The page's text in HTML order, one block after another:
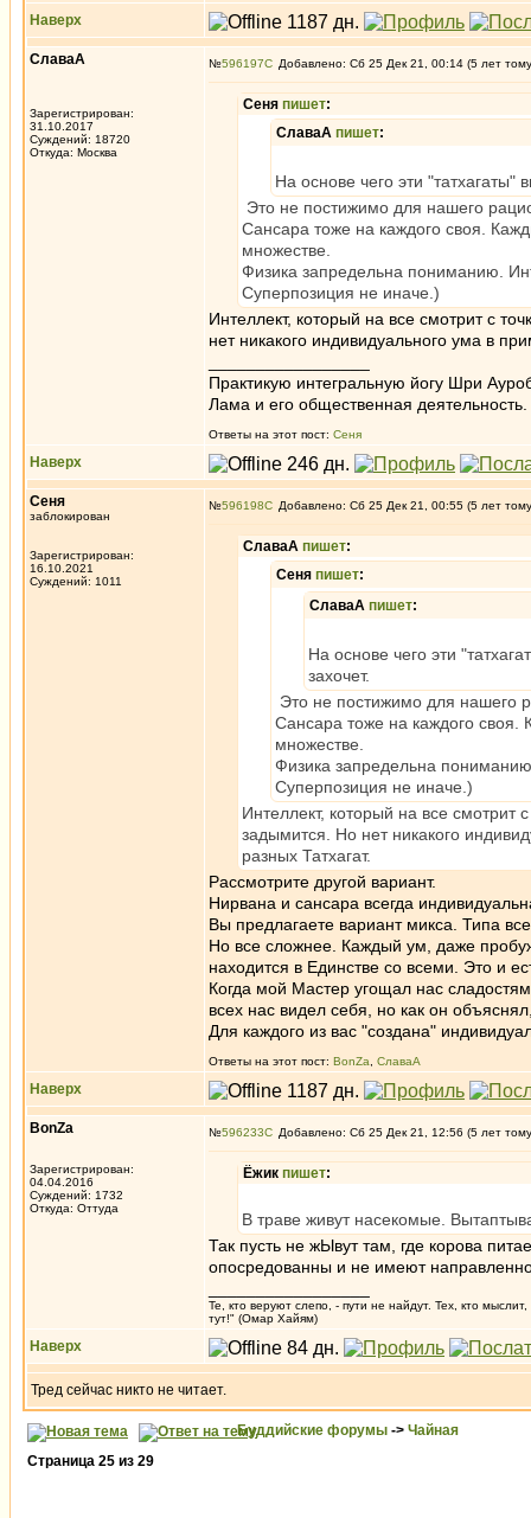
Наверх
СлаваА
Зарегистрирован:
31.10.2017
Суждений: 18720
Откуда: Москва
№596197 Добавлено: Сб 25 Дек 21, 00:14 (5 лет
Сеня пишет:
СлаваА пишет:
На основе чего эти "татхагаты"
Это не постижимо для нашего
Сансара тоже на каждого своя.
множестве.
Физика запредельна пониманию.
Суперпозиция не иначе.)
Интеллект, который на все смотрит с
нет никакого индивидуального ума в
Практикую интегральную йогу Шри
Лама и его общественная деятельность.
Ответы на этот пост: Сеня
Наверх
Сеня
заблокирован
Зарегистрирован:
16.10.2021
Суждений: 1011
№596198 Добавлено: Сб 25 Дек 21, 00:55 (5 лет
СлаваА пишет:
Сеня пишет:
СлаваА пишет:
На основе чего эти
захочет.
Это не постижимо для нашего
Сансара тоже на каждого
множестве.
Физика запредельна
Суперпозиция не иначе.)
Интеллект, который на все смотрит
задымится. Но нет никакого
разных Татхагат.
Рассмотрите другой вариант.
Нирвана и сансара всегда
Вы предлагаете вариант микса. Типа
Но все сложнее. Каждый ум, даже
находится в Единстве со всеми. Это и
Когда мой Мастер угощал нас
всех нас видел себя, но как он
Для каждого из вас "создана"
Ответы на этот пост: BonZa СлаваА
Наверх
BonZa
Зарегистрирован:
04.04.2016
Суждений: 1732
Откуда: Oттyдa
№596233 Добавлено: Сб 25 Дек 21, 12:56 (5 лет
Ёжик пишет:
В траве живут насекомые.
Так пусть не жЫвут там, где корова
опосредованны и не имеют
Те, кто веруют слепо, - пути не найдут. Тех, кто
тут!" (Омар Хайям)
Наверх
Тред сейчас никто не читает.
Буддийские форумы -> Чайная
Страница 25 из 29